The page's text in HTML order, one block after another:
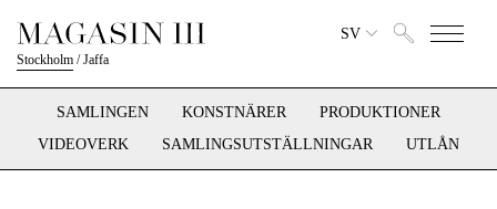
Stockholm /Jaffa
SV
SAMLINGEN KONSTNÄRER
PRODUKTIONER
VIDEOVERK
SAMLINGSUTSTÄLLNINGAR UTLÅN